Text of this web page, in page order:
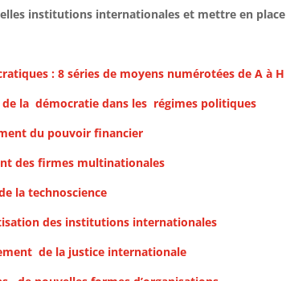
institutions internationales et mettre en
: 8 séries de moyens numérotées de A à
de la démocratie dans les régimes politiques
du pouvoir financier
des firmes multinationales
la technoscience
des institutions internationales
de la justice internationale